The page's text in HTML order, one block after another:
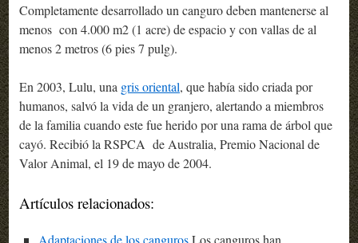
Completamente desarrollado un canguro deben mantenerse al
menos con 4.000 m2 (1 acre) de espacio y con vallas de al
menos 2 metros (6 pies 7 pulg).
En 2003, Lulu, una gris oriental, que había sido criada por
humanos, salvó la vida de un granjero, alertando a miembros
de la familia cuando este fue herido por una rama de árbol que
cayó. Recibió la RSPCA de Australia, Premio Nacional de
Valor Animal, el 19 de mayo de 2004.
Artículos relacionados:
Adaptaciones de los cangurosLos canguros han